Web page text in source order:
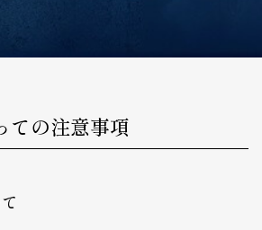
ての注意事項